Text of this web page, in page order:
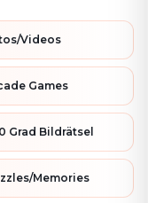
Videos
Games
Grad Bildrätsel
Memories